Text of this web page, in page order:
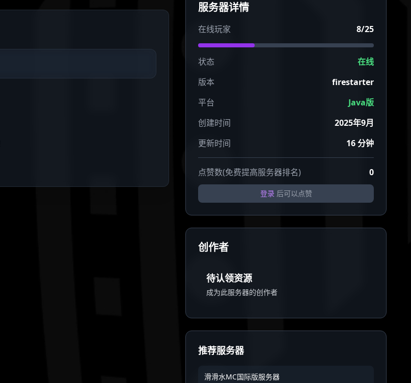
服务器详情
在线玩家 8/25
状态
在线
版本
firestarter
平台
Java版
创建时间
2025年9月
更新时间
16 分钟
点赞数(免费提高服务器排名) 0
登录后可以点赞
创作者
待认领资源
成为此服务器的创作者
推荐服务器
滑滑水MC国际版服务器